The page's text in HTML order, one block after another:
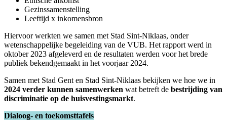
Gezinssamenstelling
Leeftijd x inkomensbron
Hiervoor werkten we samen met Stad Sint-Niklaas, onder
wetenschappelijke begeleiding van de VUB. Het rapport werd in
oktober 2023 afgeleverd en de resultaten werden voor het brede
publiek bekendgemaakt in het voorjaar 2024.
Samen met Stad Gent en Stad Sint-Niklaas bekijken we hoe we in
2024 verder kunnen samenwerken wat betreft de bestrijding van
discriminatie op de huisvestingsmarkt.
Dialoog- en toekomsttafels